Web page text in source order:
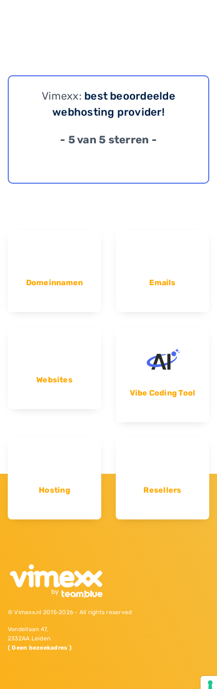
Vimexx: best beoordeelde
webhosting provider!
- 5 van 5 sterren -
Domeinnamen Emails
Websites
Vibe Coding Tool
Hosting Resellers
© Vimexx.nl 2015‐2026 - All rights reserved
Vondellaan 47,
2332AA Leiden
( Geen bezoekadres )